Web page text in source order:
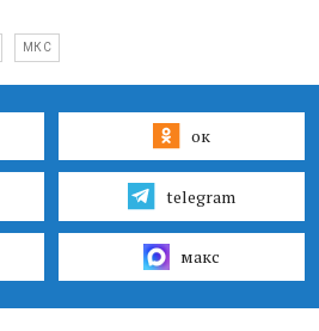
МКС
ок
telegram
макс